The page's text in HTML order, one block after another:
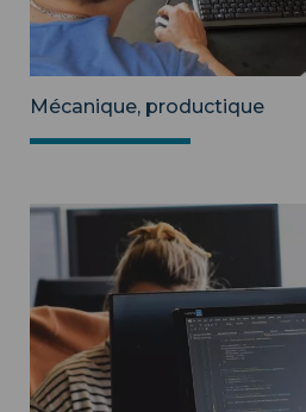
Mécanique, productique